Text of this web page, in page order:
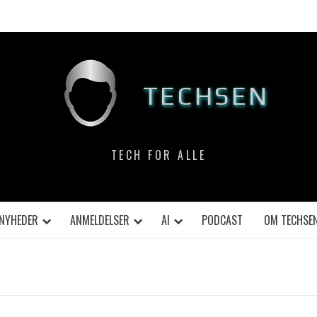
TECHSEN
TECH FOR ALLE
NYHEDER ANMELDELSER AI PODCAST OM